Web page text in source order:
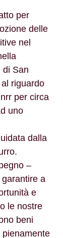
per
delle
nel
di San
riguardo
per circa
uno
dalla
–
a
e
le nostre
beni